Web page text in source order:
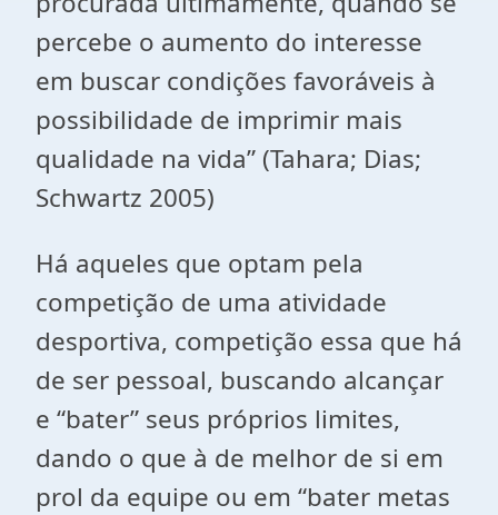
percebe o aumento do interesse
em buscar condições favoráveis à
possibilidade de imprimir mais
qualidade na vida” (Tahara; Dias;
Schwartz 2005)
Há aqueles que optam pela
competição de uma atividade
desportiva, competição essa que há
de ser pessoal, buscando alcançar
e “bater” seus próprios limites,
dando o que à de melhor de si em
prol da equipe ou em “bater metas